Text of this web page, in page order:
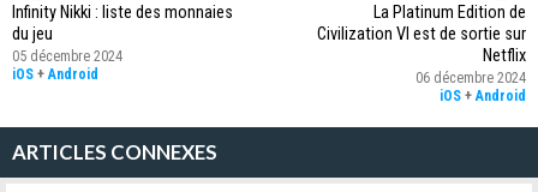
Infinity Nikki : liste des monnaies
du jeu
05 décembre 2024
iOS +Android
La Platinum Edition de
Civilization VI est de sortie sur
Netflix
06 décembre 2024
iOS +Android
ARTICLES CONNEXES